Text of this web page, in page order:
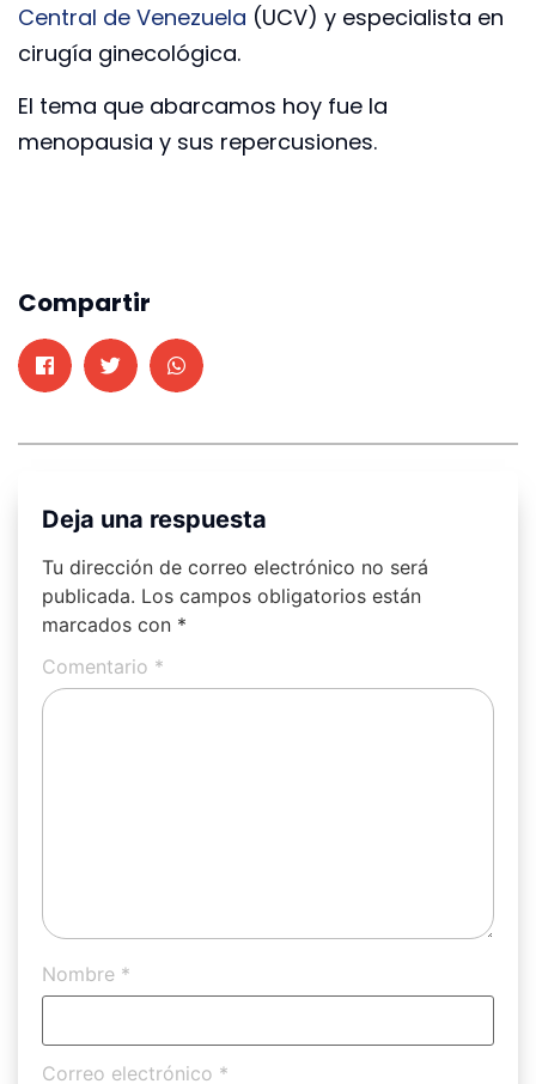
Central de Venezuela (UCV) y especialista en
cirugía ginecológica.
El tema que abarcamos hoy fue la
menopausia y sus repercusiones.
Compartir
Deja una respuesta
Tu dirección de correo electrónico no será
publicada. Los campos obligatorios están
marcados con *
Comentario *
Nombre *
Correo electrónico *